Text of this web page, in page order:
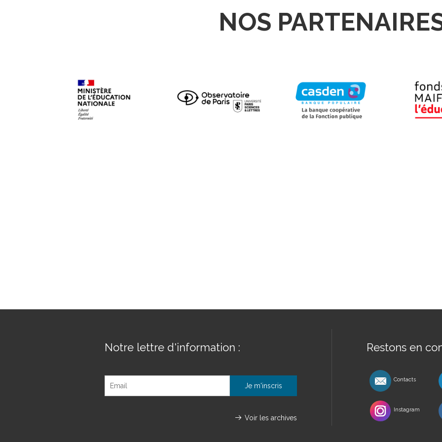
NOS
Notre lettre d'information :
Voir les archives
Restons en
Contacts
Instagram